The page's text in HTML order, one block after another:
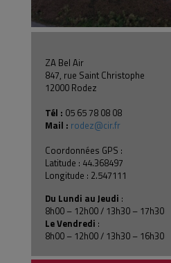
ZA Bel Air
847, rue Saint Christophe
12000 Rodez
Tél : 05 65 78 08 08
Mail : rodez@cir.fr
Coordonnées GPS :
Latitude : 44.368497
Longitude : 2.547111
Du Lundi au Jeudi :
8h00 – 12h00 / 13h30 – 17h30
Le Vendredi :
8h00 – 12h00 / 13h30 – 16h30